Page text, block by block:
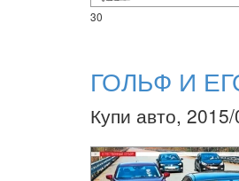
30
ГОЛЬФ И
Купи авто,